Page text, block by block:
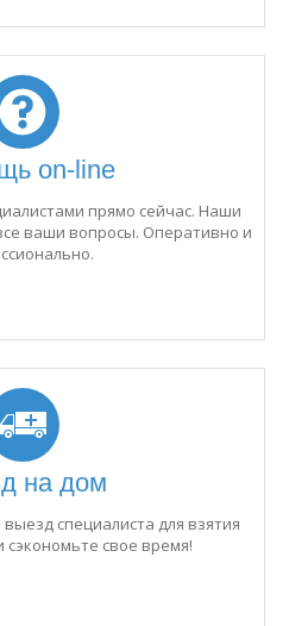
on-line
прямо сейчас. Наши
ваши вопросы. Оперативно и
на дом
специалиста для взятия
сэкономьте свое время!